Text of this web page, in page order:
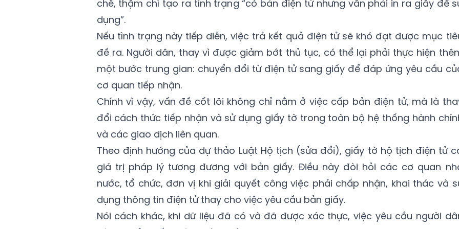
chế, thậm chí tạo ra tình trạng “có bản điện tử nhưng vẫn phải in ra giấy để
dụng”.
Nếu tình trạng này tiếp diễn, việc trả kết quả điện tử sẽ khó đạt được mục
đề ra. Người dân, thay vì được giảm bớt thủ tục, có thể lại phải thực hiện
một bước trung gian: chuyển đổi từ điện tử sang giấy để đáp ứng yêu cầu
cơ quan tiếp nhận.
Chính vì vậy, vấn đề cốt lõi không chỉ nằm ở việc cấp bản điện tử, mà là
đổi cách thức tiếp nhận và sử dụng giấy tờ trong toàn bộ hệ thống hành
và các giao dịch liên quan.
Theo định hướng của dự thảo Luật Hộ tịch (sửa đổi), giấy tờ hộ tịch điện tử
giá trị pháp lý tương đương với bản giấy. Điều này đòi hỏi các cơ quan
nước, tổ chức, đơn vị khi giải quyết công việc phải chấp nhận, khai thác và
dụng thông tin điện tử thay cho việc yêu cầu bản giấy.
Nói cách khác, khi dữ liệu đã có và đã được xác thực, việc yêu cầu người